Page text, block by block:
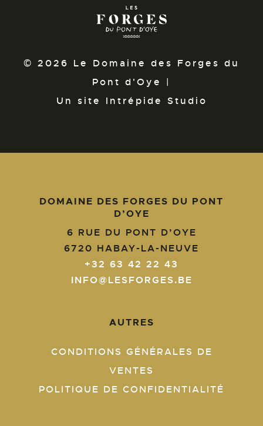
© 2026 Le Domaine des Forges du
Pont d'Oye |
Un site Intrépide Studio
DOMAINE DES FORGES DU PONT
D’OYE
6 RUE DU PONT D’OYE
6720 HABAY-LA-NEUVE
+32 63 42 22 43
INFO@LESFORGES.BE
AUTRES
CONDITIONS GÉNÉRALES DE
VENTES
POLITIQUE DE CONFIDENTIALITÉ